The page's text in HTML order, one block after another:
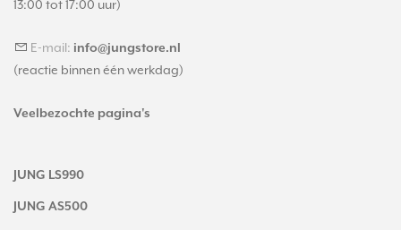
13:00 tot 17:00 uur)
E-mail: info@jungstore.nl
(reactie binnen één werkdag)
Veelbezochte pagina's
JUNG LS990
JUNG AS500